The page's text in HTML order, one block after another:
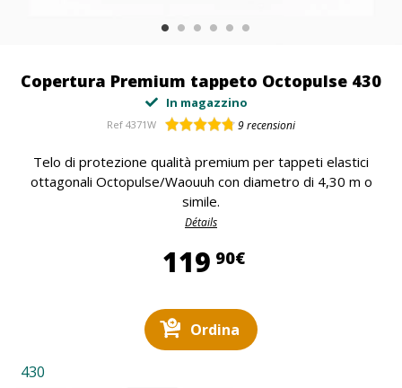
Copertura Premium tappeto Octopulse 430
In magazzino
Ref 4371W 9recensioni
Telo di protezione qualità premium per tappeti elastici
ottagonali Octopulse/Waouuh con diametro di 4,30 m o
simile.
Détails
119 90€119,90 €
Ordina
430